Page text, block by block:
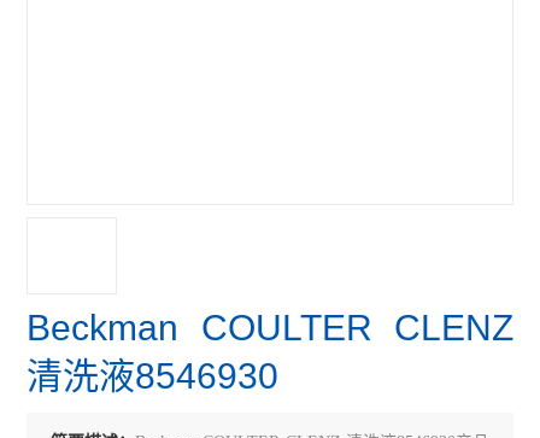
Beckman COULTER CLENZ
清洗液8546930